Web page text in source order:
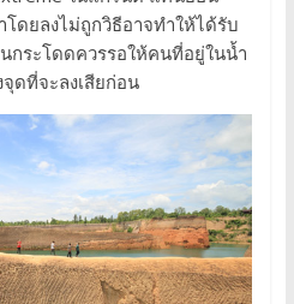
โดยลงไม่ถูกวิธีอาจทำให้ได้รับ
กระโดดควรรอให้คนที่อยู่ในน้ำ
ดที่จะลงเสียก่อน